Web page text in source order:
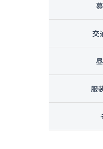
交
服